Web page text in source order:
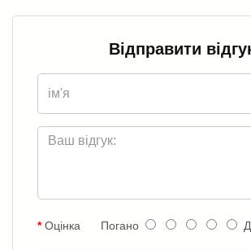
Відправити
Оцінка Погано